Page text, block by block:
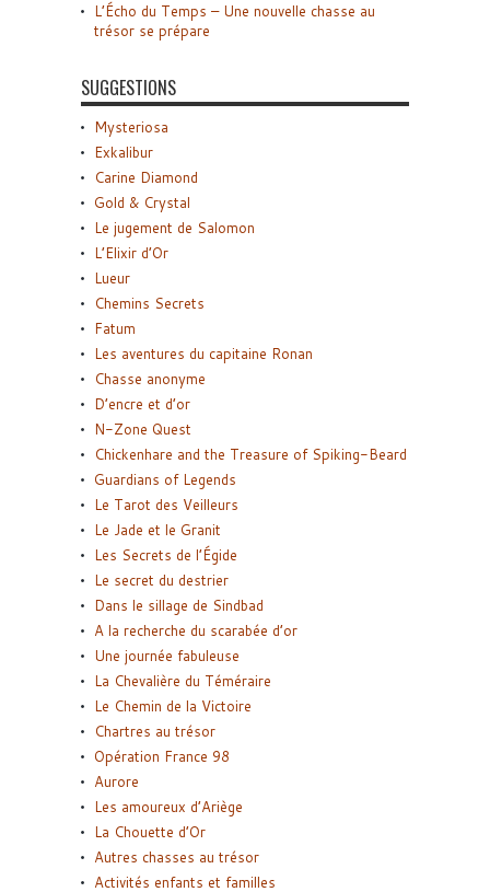
L’Écho du Temps – Une nouvelle chasse au
trésor se prépare
SUGGESTIONS
Mysteriosa
Exkalibur
Carine Diamond
Gold & Crystal
Le jugement de Salomon
L’Elixir d’Or
Lueur
Chemins Secrets
Fatum
Les aventures du capitaine Ronan
Chasse anonyme
D’encre et d’or
N-Zone Quest
Chickenhare and the Treasure of Spiking-Beard
Guardians of Legends
Le Tarot des Veilleurs
Le Jade et le Granit
Les Secrets de l’Égide
Le secret du destrier
Dans le sillage de Sindbad
A la recherche du scarabée d’or
Une journée fabuleuse
La Chevalière du Téméraire
Le Chemin de la Victoire
Chartres au trésor
Opération France 98
Aurore
Les amoureux d’Ariège
La Chouette d’Or
Autres chasses au trésor
Activités enfants et familles